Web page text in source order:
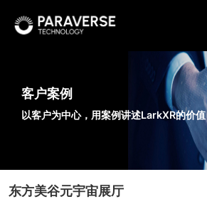
客户案例
以客户为中心，用案例讲述LarkXR的价值
东方美谷元宇宙展厅